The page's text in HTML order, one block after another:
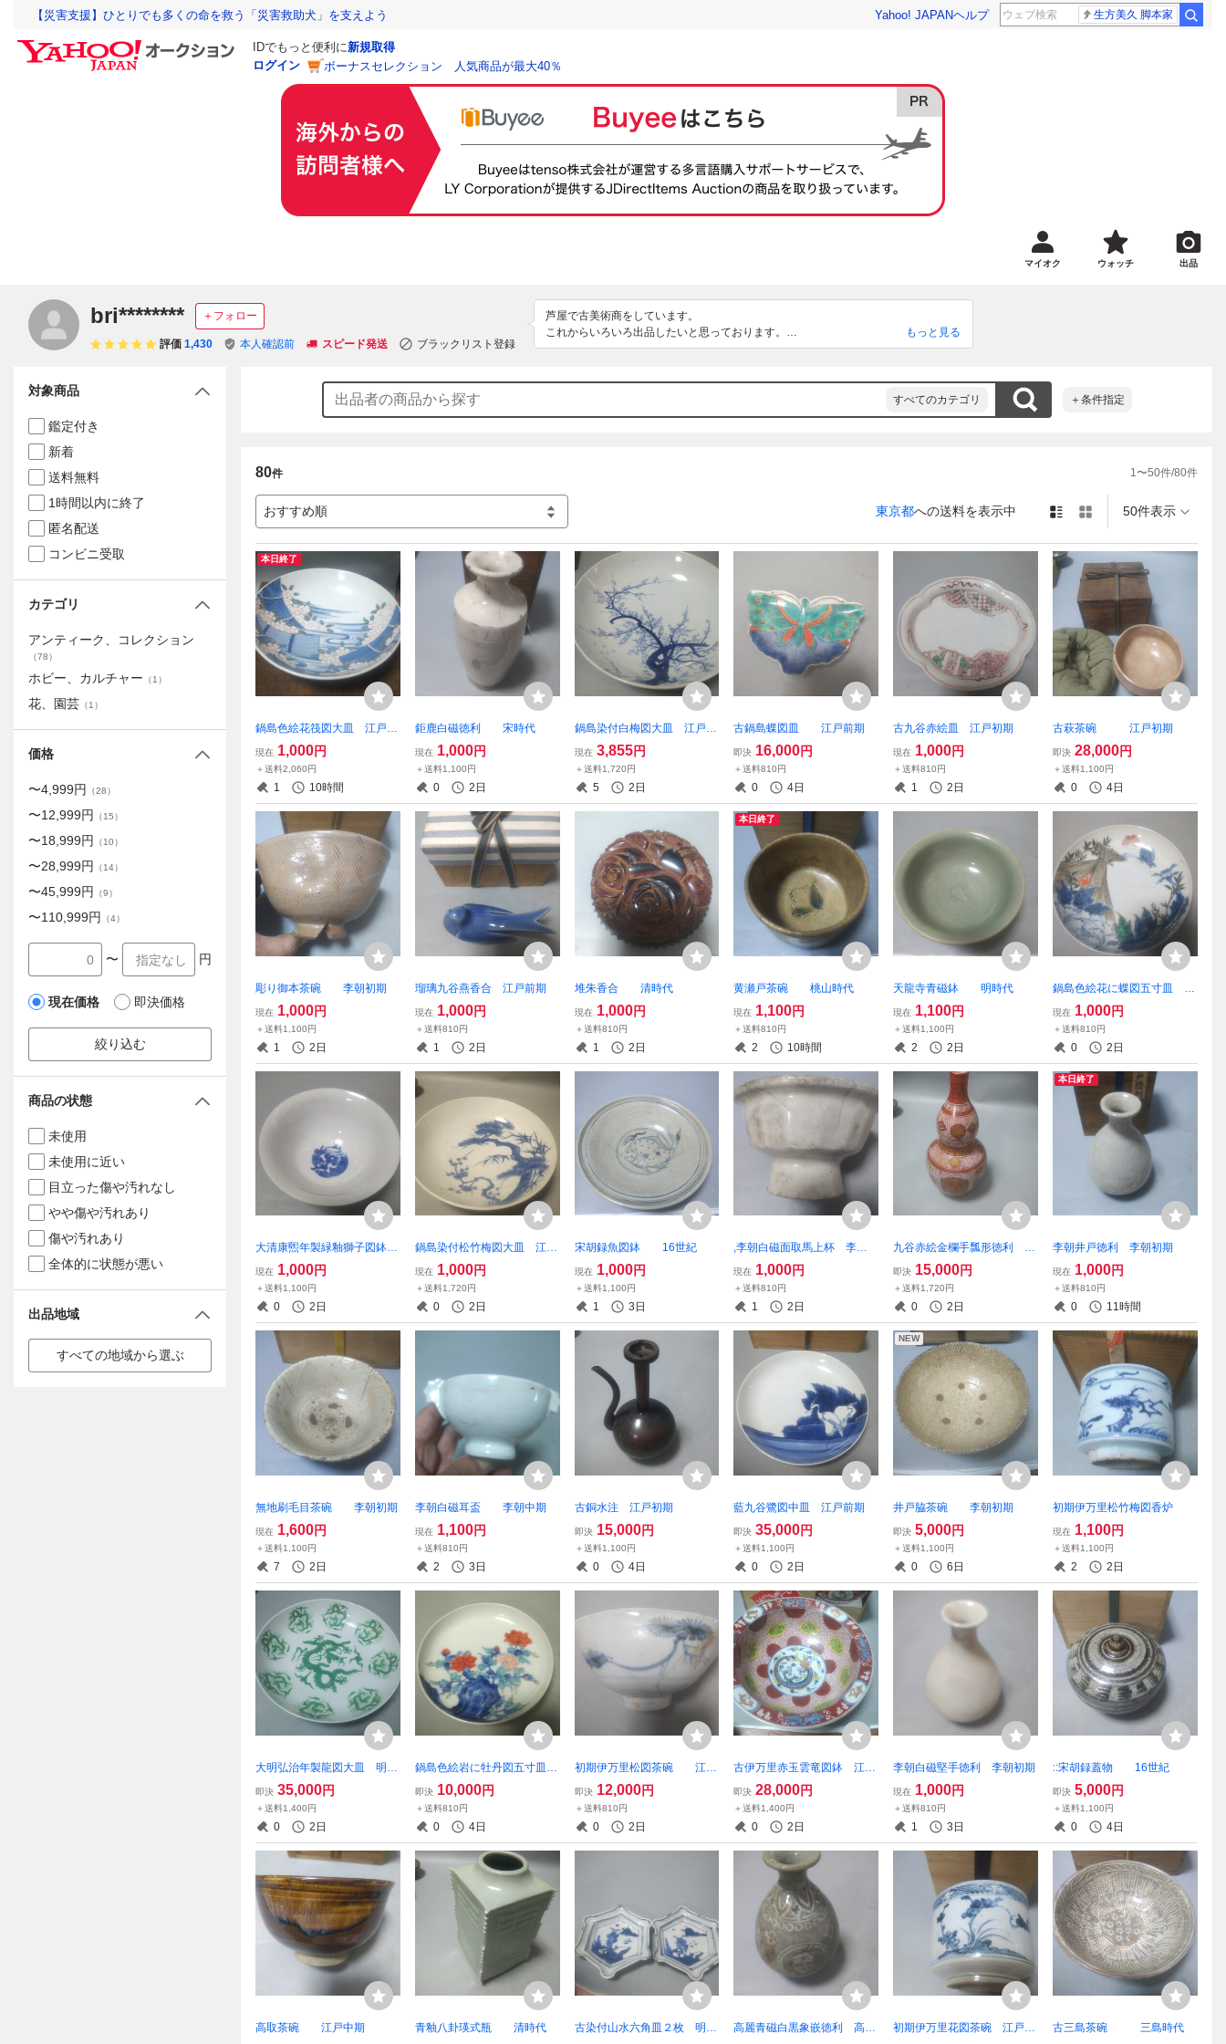
【災害支援】ひとりでも多くの命を救う「災害救助犬」を支えよう Yahoo! JAPANヘルプ 生方美久 脚本家
IDでもっと便利に新規取得
ログイン
ボーナスセレクション 人気商品が最大40％
マイオク ウォッチ 出品
bri******** ＋フォロー
評価 1,430 本人確認前 スピード発送 ブラックリスト登録
芦屋で古美術商をしています。
これからいろいろ出品したいと思っております。
よろしくお願い致します。
もっと見る
すべてのカテゴリ ＋条件指定
80件 1〜50件/80件
おすすめ順 東京都への送料を表示中 50件表示
本日終了
鍋島色絵花筏図大皿 江戸後
現在 1,000円
＋送料2,060円
1 10時間
鉅鹿白磁徳利 宋時代
現在 1,000円
＋送料1,100円
0 2日
鍋島染付白梅図大皿 江戸中
現在 3,855円
＋送料1,720円
5 2日
古鍋島蝶図皿 江戸前期
即決 16,000円
＋送料810円
0 4日
古九谷赤絵皿 江戸初期
現在 1,000円
＋送料810円
1 2日
古萩茶碗 江戸初期
即決 28,000円
＋送料1,100円
0 4日
彫り御本茶碗 李朝初期
現在 1,000円
＋送料1,100円
1 2日
瑠璃九谷燕香合 江戸前期
現在 1,000円
＋送料810円
1 2日
堆朱香合 清時代
現在 1,000円
＋送料810円
1 2日
本日終了
黄瀬戸茶碗 桃山時代
現在 1,100円
＋送料810円
2 10時間
天龍寺青磁鉢 明時代
現在 1,100円
＋送料1,100円
2 2日
鍋島色絵花に蝶図五寸皿 江
戸後期
現在 1,000円
＋送料810円
0 2日
大清康煕年製緑釉獅子図鉢
清時代
現在 1,000円
＋送料1,100円
0 2日
鍋島染付松竹梅図大皿 江戸
現在 1,000円
＋送料1,720円
0 2日
宋胡録魚図鉢 16世紀
現在 1,000円
＋送料1,100円
1 3日
,李朝白磁面取馬上杯 李朝
現在 1,000円
＋送料810円
1 2日
九谷赤絵金欄手瓢形徳利 江
戸後期
即決 15,000円
＋送料1,720円
0 2日
本日終了
李朝井戸徳利 李朝初期
現在 1,000円
＋送料810円
0 11時間
無地刷毛目茶碗 李朝初期
現在 1,600円
＋送料1,100円
7 2日
李朝白磁耳盃 李朝中期
現在 1,100円
＋送料810円
2 3日
古銅水注 江戸初期
即決 15,000円
＋送料1,100円
0 4日
藍九谷鷺図中皿 江戸前期
即決 35,000円
＋送料1,100円
0 2日
NEW
井戸脇茶碗 李朝初期
即決 5,000円
＋送料1,100円
0 6日
初期伊万里松竹梅図香炉
現在 1,100円
＋送料1,100円
2 2日
大明弘治年製龍図大皿 明時
即決 35,000円
＋送料1,400円
0 2日
鍋島色絵岩に牡丹図五寸皿
江戸中期
即決 10,000円
＋送料810円
0 4日
初期伊万里松図茶碗 江戸
即決 12,000円
＋送料810円
0 2日
古伊万里赤玉雲竜図鉢 江戸
後期
即決 28,000円
＋送料1,400円
0 2日
李朝白磁堅手徳利 李朝初期
現在 1,000円
＋送料810円
1 3日
::宋胡録蓋物 16世紀
即決 5,000円
＋送料1,100円
0 4日
高取茶碗 江戸中期 青釉八卦瑛式瓶 清時代
古染付山水六角皿２枚 明時
高麗青磁白黒象嵌徳利 高麗
初期伊万里花図茶碗 江戸初
古三島茶碗 三島時代
対象商品
鑑定付き
新着
送料無料
1時間以内に終了
匿名配送
コンビニ受取
カテゴリ
アンティーク、コレクション
（78）
ホビー、カルチャー （1 ）
花、園芸 （1 ）
価格
〜4,999円 （28）
〜12,999円 （15）
〜18,999円 （10）
〜28,999円 （14）
〜45,999円 （9）
〜110,999円 （4）
〜 円
現在価格 即決価格
絞り込む
商品の状態
未使用
未使用に近い
目立った傷や汚れなし
やや傷や汚れあり
傷や汚れあり
全体的に状態が悪い
出品地域
すべての地域から選ぶ